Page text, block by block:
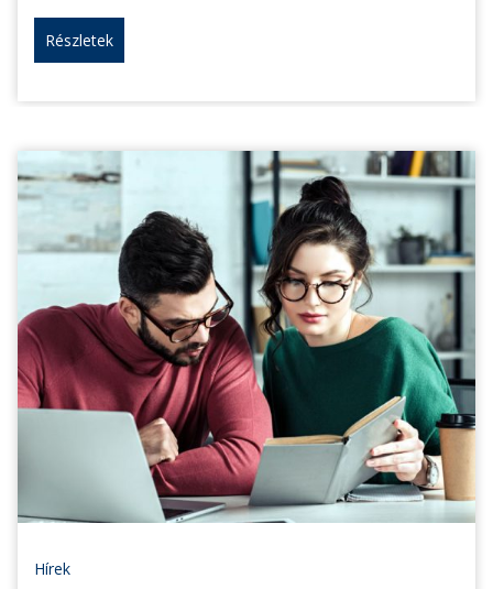
Részletek
Hírek